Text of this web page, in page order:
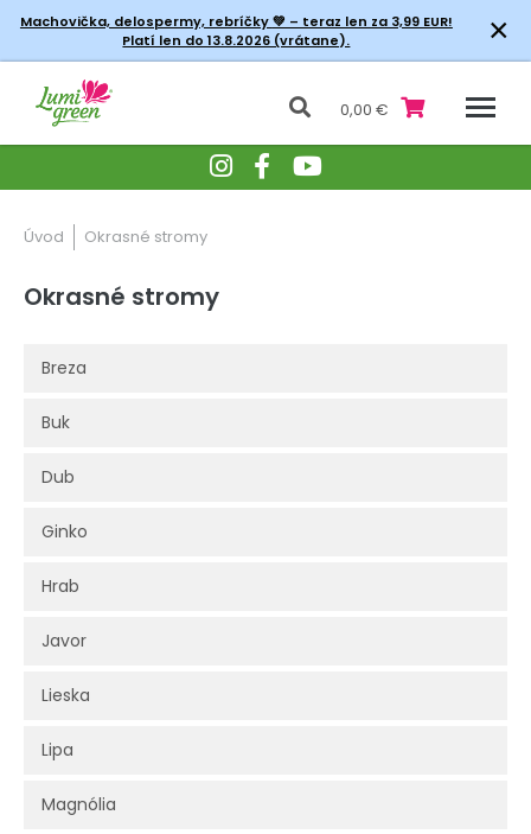
Machovička, delospermy, rebríčky💚 – teraz len za 3,99 EUR!
Platí len do 13.8.2026 (vrátane).
×
0,00 €
Úvod Okrasné stromy
Okrasné stromy
Breza
Buk
Dub
Ginko
Hrab
Javor
Lieska
Lipa
Magnólia